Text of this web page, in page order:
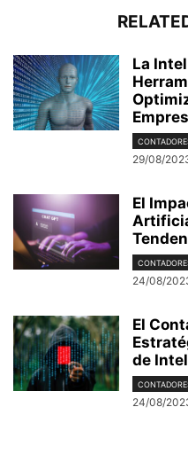
La
29/08/
El
24/08/
El
de
24/08/